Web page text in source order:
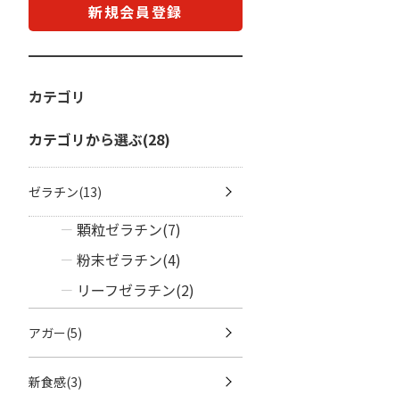
新規会員登録
カテゴリ
カテゴリから選ぶ(28)
ゼラチン(13)
顆粒ゼラチン(7)
粉末ゼラチン(4)
リーフゼラチン(2)
アガー(5)
新食感(3)